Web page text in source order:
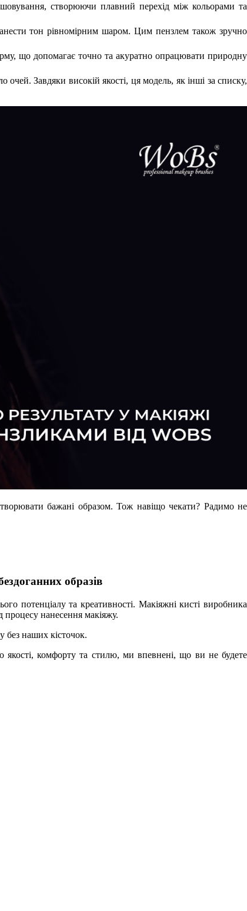
створюючи плавний перехід між кольорами та
тон рівномірним шаром. Цим пензлем також зручно
що допомагає точно та акуратно опрацювати природну
Завдяки високій якості, ця модель, як інші за списку,
бажані образом. Тож навіщо чекати? Радимо не
образів
потенціалу та креативності. Макіяжні кисті виробника
процесу нанесення макіяжу.
без наших кісточок.
якості, комфорту та стилю, ми впевнені, що ви не будете